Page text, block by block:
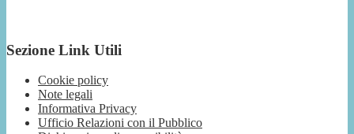
Sezione Link Utili
Cookie policy
Note legali
Informativa Privacy
Ufficio Relazioni con il Pubblico